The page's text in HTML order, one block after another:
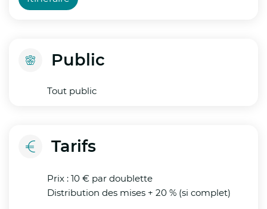
disponibles (espaces verts, fontaines, points
climatisés) ;
Organiser, si nécessaire, le transport des
personnes vulnérables vivant dans des
inadaptés vers des espaces rafraîchis ;
Réexaminer l’organisation des évènements,
notamment lorsque les conditions de
Public
Tout public
Tarifs
Prix : 10 € par doublette
Distribution des mises + 20 % (si complet)